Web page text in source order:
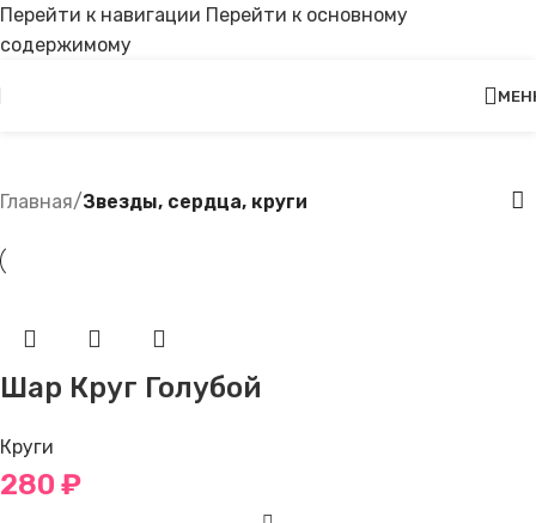
Перейти к навигации Перейти к основному
содержимому
Главная/Звезды, сердца, круги
Шар Круг Голубой
Круги
280 ₽